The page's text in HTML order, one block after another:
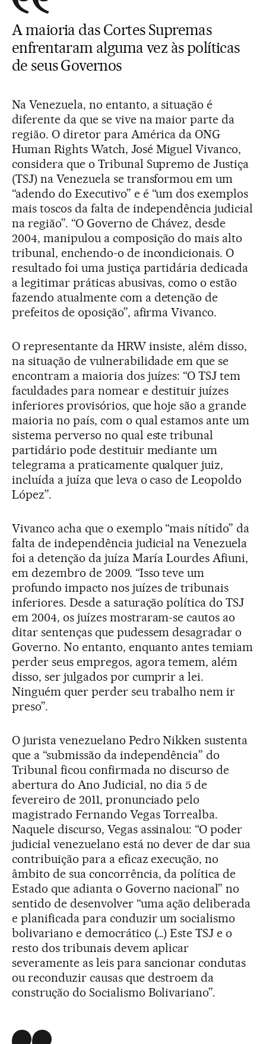
A maioria das Cortes Supremas
enfrentaram alguma vez às políticas
de seus Governos
Na Venezuela, no entanto, a situação é
diferente da que se vive na maior parte da
região. O diretor para América da ONG
Human Rights Watch, José Miguel Vivanco,
considera que o Tribunal Supremo de Justiça
(TSJ) na Venezuela se transformou em um
“adendo do Executivo” e é “um dos exemplos
mais toscos da falta de independência judicial
na região”. “O Governo de Chávez, desde
2004, manipulou a composição do mais alto
tribunal, enchendo-o de incondicionais. O
resultado foi uma justiça partidária dedicada
a legitimar práticas abusivas, como o estão
fazendo atualmente com a detenção de
prefeitos de oposição”, afirma Vivanco.
O representante da HRW insiste, além disso,
na situação de vulnerabilidade em que se
encontram a maioria dos juízes: “O TSJ tem
faculdades para nomear e destituir juízes
inferiores provisórios, que hoje são a grande
maioria no país, com o qual estamos ante um
sistema perverso no qual este tribunal
partidário pode destituir mediante um
telegrama a praticamente qualquer juiz,
incluída a juíza que leva o caso de Leopoldo
López”.
Vivanco acha que o exemplo “mais nítido” da
falta de independência judicial na Venezuela
foi a detenção da juíza María Lourdes Afiuni,
em dezembro de 2009. “Isso teve um
profundo impacto nos juízes de tribunais
inferiores. Desde a saturação política do TSJ
em 2004, os juízes mostraram-se cautos ao
ditar sentenças que pudessem desagradar o
Governo. No entanto, enquanto antes temiam
perder seus empregos, agora temem, além
disso, ser julgados por cumprir a lei.
Ninguém quer perder seu trabalho nem ir
preso”.
O jurista venezuelano Pedro Nikken sustenta
que a “submissão da independência” do
Tribunal ficou confirmada no discurso de
abertura do Ano Judicial, no dia 5 de
fevereiro de 2011, pronunciado pelo
magistrado Fernando Vegas Torrealba.
Naquele discurso, Vegas assinalou: “O poder
judicial venezuelano está no dever de dar sua
contribuição para a eficaz execução, no
âmbito de sua concorrência, da política de
Estado que adianta o Governo nacional” no
sentido de desenvolver “uma ação deliberada
e planificada para conduzir um socialismo
bolivariano e democrático (…) Este TSJ e o
resto dos tribunais devem aplicar
severamente as leis para sancionar condutas
ou reconduzir causas que destroem da
construção do Socialismo Bolivariano”.